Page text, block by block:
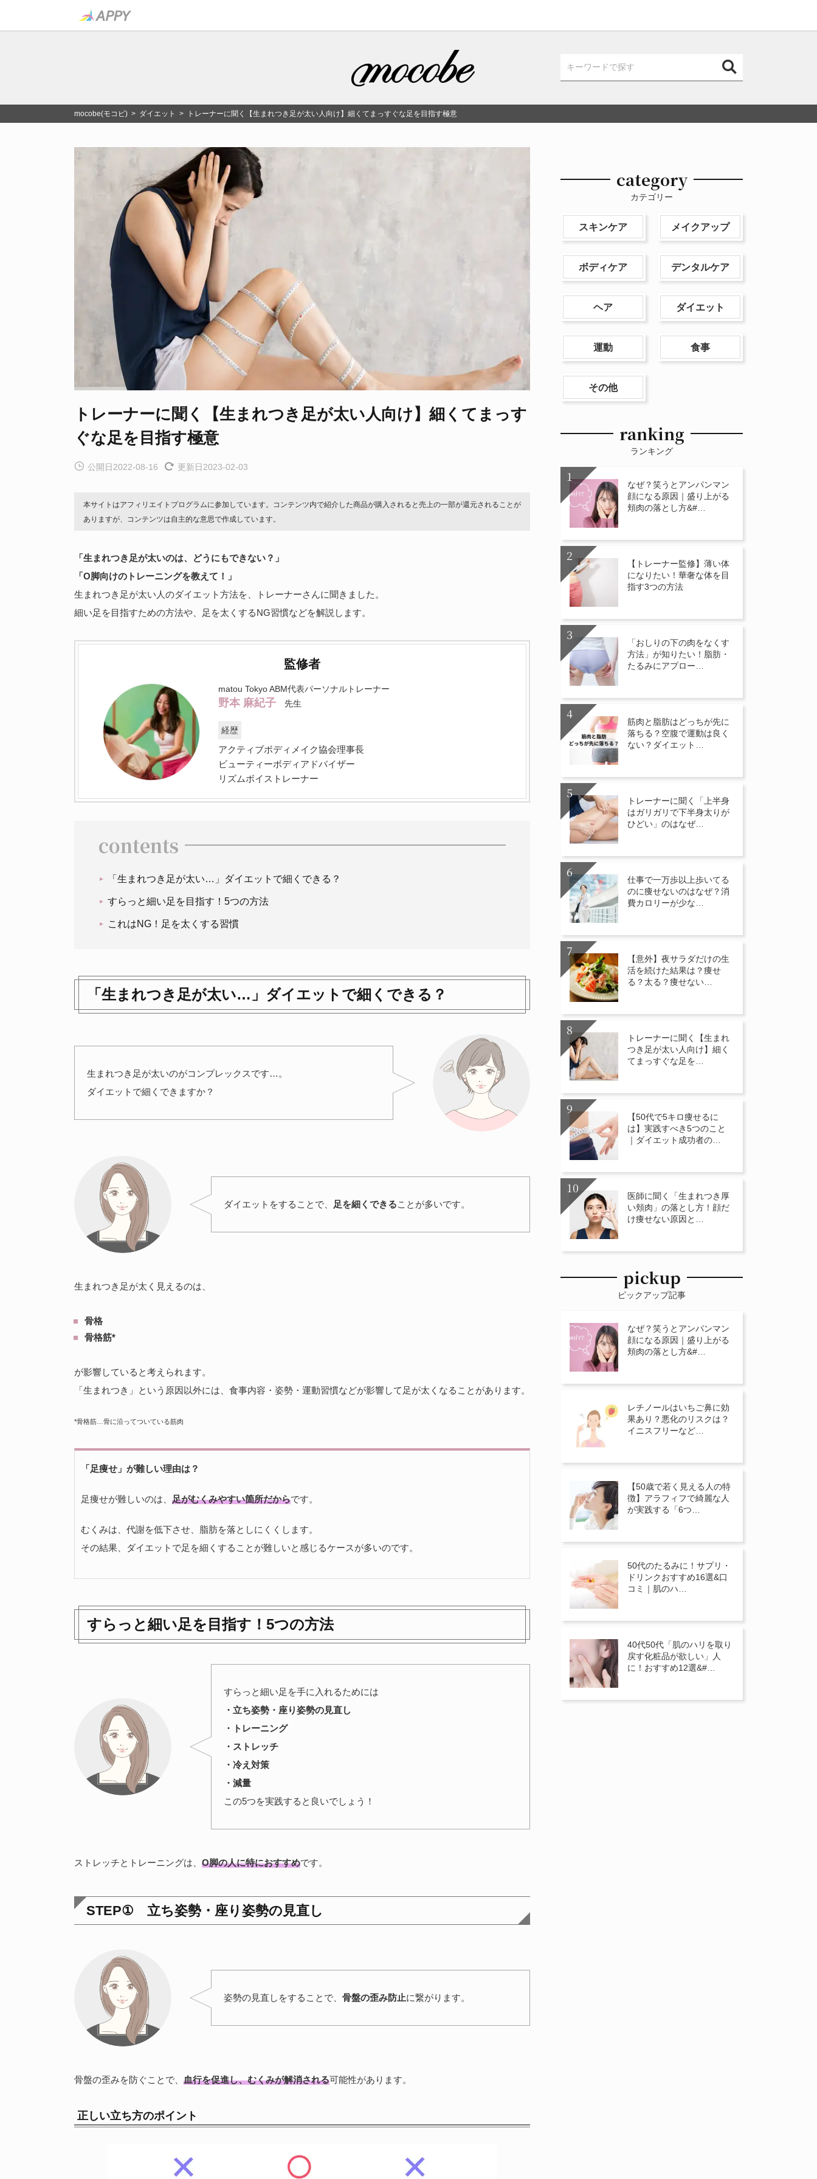
mocobe(モコビ) > ダイエット > トレーナーに聞く【生まれつき足が太い人向け】細くてまっすぐな足を目指す極意
トレーナーに聞く【生まれつき足が太い人向け】細くてまっす
ぐな足を目指す極意
公開日2022-08-16 更新日2023-02-03
本サイトはアフィリエイトプログラムに参加しています。コンテンツ内で紹介した商品が購入されると売上の一部が還元されることが
ありますが、コンテンツは自主的な意思で作成しています。
「生まれつき足が太いのは、どうにもできない？」
「O脚向けのトレーニングを教えて！」
生まれつき足が太い人のダイエット方法を、トレーナーさんに聞きました。
細い足を目指すための方法や、足を太くするNG習慣などを解説します。
監修者
matou Tokyo ABM代表パーソナルトレーナー
野本 麻紀子 先生
経歴
アクティブボディメイク協会理事長
ビューティーボディアドバイザー
リズムボイストレーナー
contents
「生まれつき足が太い…」ダイエットで細くできる？
すらっと細い足を目指す！5つの方法
これはNG！足を太くする習慣
「生まれつき足が太い…」ダイエットで細くできる？
生まれつき足が太いのがコンプレックスです…。
ダイエットで細くできますか？
ダイエットをすることで、 足を細くできることが多いです。
生まれつき足が太く見えるのは、
骨格
骨格筋*
が影響していると考えられます。
「生まれつき」という原因以外には、食事内容・姿勢・運動習慣などが影響して 足が太くなることがあります。
*骨格筋…骨に沿ってついている筋肉
「足痩せ」が難しい理由は？
足痩せが難しいのは、 足がむくみやすい箇所だからです。
むくみは、代謝を低下させ、脂肪を落としにくくします。
その結果、ダイエットで足を細くすることが難しいと感じるケースが多いのです。
すらっと細い足を目指す！5つの方法
すらっと細い足を手に入れるためには
・立ち姿勢・座り姿勢の見直し
・トレーニング
・ストレッチ
・冷え対策
・減量
この5つを実践すると良いでしょう！
ストレッチとトレーニングは、 O脚の人に特におすすめです。
STEP① 立ち姿勢・座り姿勢の見直し
姿勢の見直しをすることで、 骨盤の歪み防止に繋がります。
骨盤の歪みを防ぐことで、 血行を促進し、むくみが解消される可能性があります。
正しい立ち方のポイント
category
カテゴリー
スキンケア メイクアップ
ボディケア デンタルケア
ヘア ダイエット
運動 食事
その他
ranking
ランキング
なぜ？笑うとアンパンマン
顔になる原因｜盛り上がる
頬肉の落とし方&#…
【トレーナー監修】薄い体
になりたい！華奢な体を目
指す3つの方法
「おしりの下の肉をなくす
方法」が知りたい！脂肪・
たるみにアプロー…
筋肉と脂肪はどっちが先に
落ちる？空腹で運動は良く
ない？ダイエット…
トレーナーに聞く「上半身
はガリガリで下半身太りが
ひどい」のはなぜ…
仕事で一万歩以上歩いてる
のに痩せないのはなぜ？消
費カロリーが少な…
【意外】夜サラダだけの生
活を続けた結果は？痩せ
る？太る？痩せない…
トレーナーに聞く【生まれ
つき足が太い人向け】細く
てまっすぐな足を…
【50代で5キロ痩せるに
は】実践すべき5つのこと
｜ダイエット成功者の…
医師に聞く「生まれつき厚
い頬肉」の落とし方！顔だ
け痩せない原因と…
pickup
ピックアップ記事
なぜ？笑うとアンパンマン
顔になる原因｜盛り上がる
頬肉の落とし方&#…
レチノールはいちご鼻に効
果あり？悪化のリスクは？
イニスフリーなど…
【50歳で若く見える人の特
徴】アラフィフで綺麗な人
が実践する「6つ…
50代のたるみに！サプリ・
ドリンクおすすめ16選&口
コミ｜肌のハ…
40代50代「肌のハリを取り
戻す化粧品が欲しい」人
に！おすすめ12選&#…